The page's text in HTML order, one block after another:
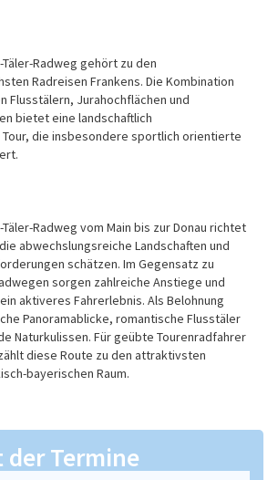
Radweg gehört zu den
Radreisen Frankens. Die Kombination
Flusstälern, Jurahochflächen und
bietet eine landschaftlich
die insbesondere sportlich orientierte
Radweg vom Main bis zur Donau richtet
abwechslungsreiche Landschaften und
schätzen. Im Gegensatz zu
sorgen zahlreiche Anstiege und
aktiveres Fahrerlebnis. Als Belohnung
Panoramablicke, romantische Flusstäler
Naturkulissen. Für geübte Tourenradfahrer
diese Route zu den attraktivsten
bayerischen Raum.
der Termine